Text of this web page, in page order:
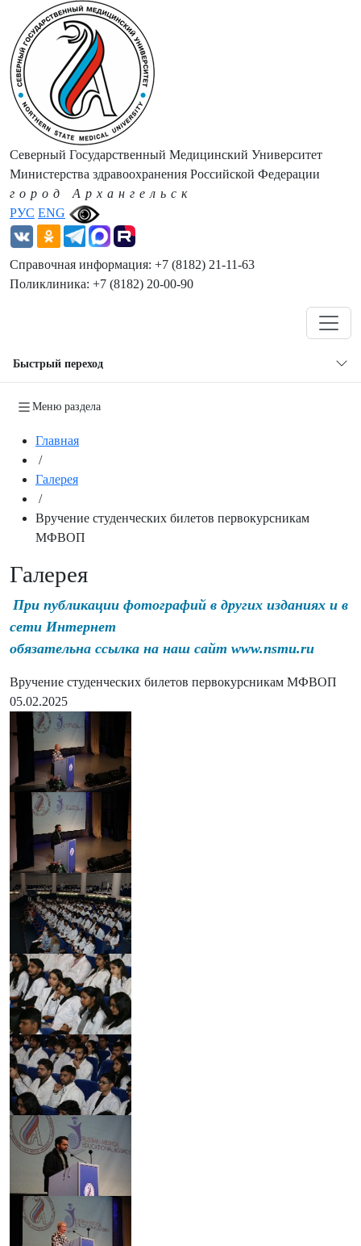
РУС ENG
Северный Государственный Медицинский Университет
Министерства здравоохранения Российской Федерации
город Архангельск
Справочная информация: +7 (8182) 21-11-63
Поликлиника: +7 (8182) 20-00-90
Быстрый переход
Меню раздела
Главная
/
Галерея
/
Вручение студенческих билетов первокурсникам
МФВОП
Галерея
При публикации фотографий в других изданиях и в
сети Интернет
обязательна ссылка на наш сайт www.nsmu.ru
Вручение студенческих билетов первокурсникам МФВОП
05.02.2025